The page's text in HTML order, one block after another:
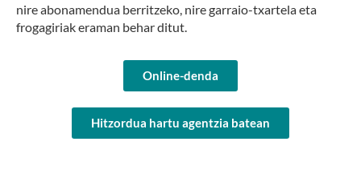
nire abonamendua berritzeko, nire garraio-txartela eta
frogagiriak eraman behar ditut.
Online-denda
Hitzordua hartu agentzia batean